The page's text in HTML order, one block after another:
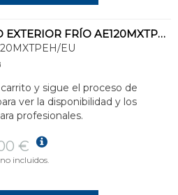
UNIDAD EXTERIOR FRÍO AE120MXTPEH-EU
EU
y sigue el proceso de
ver la disponibilidad y los
profesionales.
€
incluidos.